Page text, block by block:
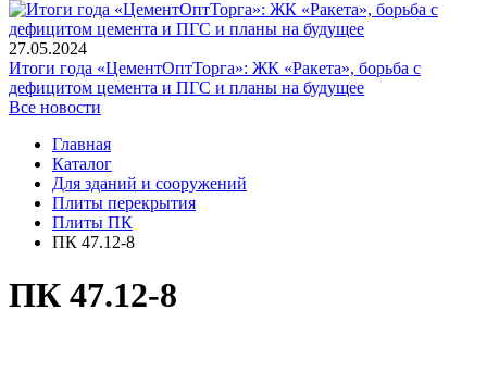
27.05.2024
Итоги года «ЦементОптТорга»: ЖК «Ракета», борьба с
дефицитом цемента и ПГС и планы на будущее
Все новости
Главная
Каталог
Для зданий и сооружений
Плиты перекрытия
Плиты ПК
ПК 47.12-8
ПК 47.12-8